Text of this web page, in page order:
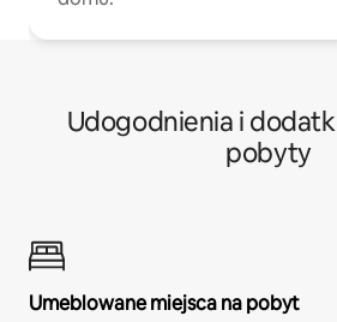
Udogodnienia i
pobyty
Umeblowane miejsca na pobyt